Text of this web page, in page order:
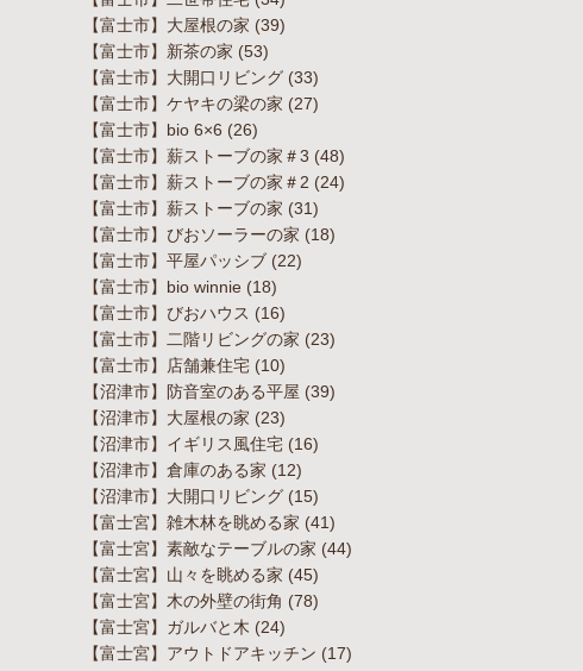
【富士市】大屋根の家 (39)
【富士市】新茶の家 (53)
【富士市】大開口リビング (33)
【富士市】ケヤキの梁の家 (27)
【富士市】bio 6×6 (26)
【富士市】薪ストーブの家＃3 (48)
【富士市】薪ストーブの家＃2 (24)
【富士市】薪ストーブの家 (31)
【富士市】びおソーラーの家 (18)
【富士市】平屋パッシブ (22)
【富士市】bio winnie (18)
【富士市】びおハウス (16)
【富士市】二階リビングの家 (23)
【富士市】店舗兼住宅 (10)
【沼津市】防音室のある平屋 (39)
【沼津市】大屋根の家 (23)
【沼津市】イギリス風住宅 (16)
【沼津市】倉庫のある家 (12)
【沼津市】大開口リビング (15)
【富士宮】雑木林を眺める家 (41)
【富士宮】素敵なテーブルの家 (44)
【富士宮】山々を眺める家 (45)
【富士宮】木の外壁の街角 (78)
【富士宮】ガルバと木 (24)
【富士宮】アウトドアキッチン (17)